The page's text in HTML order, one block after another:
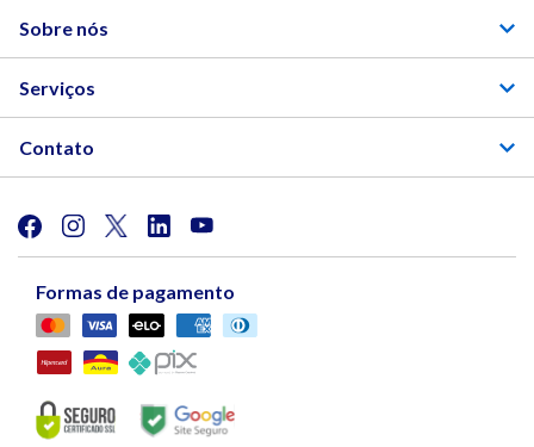
Sobre nós
Serviços
Contato
Formas de pagamento